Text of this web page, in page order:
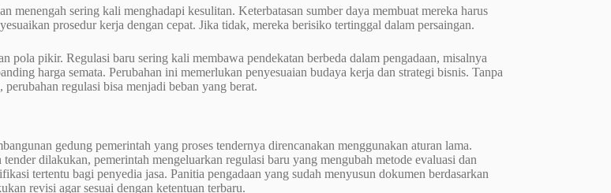
menengah sering kali menghadapi kesulitan. Keterbatasan sumber daya membuat mereka harus
prosedur kerja dengan cepat. Jika tidak, mereka berisiko tertinggal dalam persaingan.
pola pikir. Regulasi baru sering kali membawa pendekatan berbeda dalam pengadaan, misalnya
harga semata. Perubahan ini memerlukan penyesuaian budaya kerja dan strategi bisnis. Tanpa
perubahan regulasi bisa menjadi beban yang berat.
gedung pemerintah yang proses tendernya direncanakan menggunakan aturan lama.
dilakukan, pemerintah mengeluarkan regulasi baru yang mengubah metode evaluasi dan
tertentu bagi penyedia jasa. Panitia pengadaan yang sudah menyusun dokumen berdasarkan
revisi agar sesuai dengan ketentuan terbaru.